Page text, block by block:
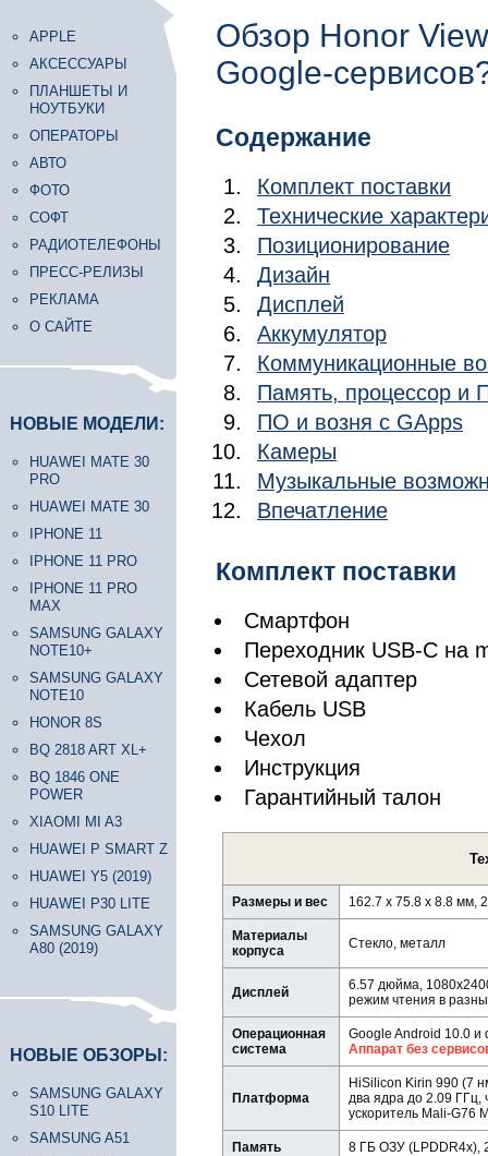
APPLE
АКСЕССУАРЫ
ПЛАНШЕТЫ И
НОУТБУКИ
ОПЕРАТОРЫ
АВТО
ФОТО
СОФТ
РАДИОТЕЛЕФОНЫ
ПРЕСС-РЕЛИЗЫ
РЕКЛАМА
О САЙТЕ
НОВЫЕ МОДЕЛИ:
HUAWEI MATE 30
PRO
HUAWEI MATE 30
IPHONE 11
IPHONE 11 PRO
IPHONE 11 PRO
MAX
SAMSUNG GALAXY
NOTE10+
SAMSUNG GALAXY
NOTE10
HONOR 8S
BQ 2818 ART XL+
BQ 1846 ONE
POWER
XIAOMI MI A3
HUAWEI P SMART Z
HUAWEI Y5 (2019)
HUAWEI P30 LITE
SAMSUNG GALAXY
A80 (2019)
НОВЫЕ ОБЗОРЫ:
SAMSUNG GALAXY
S10 LITE
SAMSUNG A51
Обзор Honor
Google-
Содержание
Комплект поставки
Технические
Позиционирование
Дизайн
Дисплей
Аккумулятор
Коммуникационные
Память, процессор и
ПО и возня с GApps
Камеры
Музыкальные
Впечатление
Комплект поставки
Смартфон
Переходник USB-C на
Сетевой адаптер
Кабель USB
Чехол
Инструкция
Гарантийный талон
Размеры и вес 162.7 x 75.8 x 8.8 мм,
Материалы
корпуса
Стекло, металл
Дисплей
6.57 дюйма,
режим чтения в
Операционная
система
Google Android 10.0
Аппарат без
Платформа
HiSilicon Kirin 990 (7
два ядра до 2.09 ГГц,
ускоритель Mali-G76
Память 8 ГБ ОЗУ (LPDDR4x),